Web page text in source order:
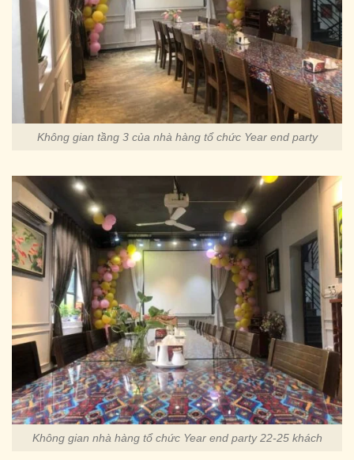
Không gian tầng 3 của nhà hàng tổ chức Year end party
Không gian nhà hàng tổ chức Year end party 22-25 khách